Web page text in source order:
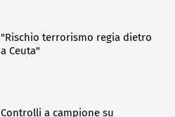
"Rischio terrorismo regia dietro
a Ceuta"
Controlli a campione su